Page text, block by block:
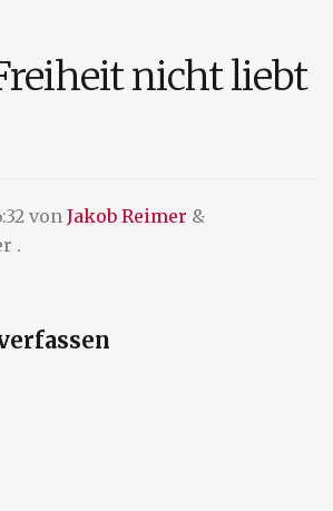
nicht liebt
von Jakob Reimer &
.